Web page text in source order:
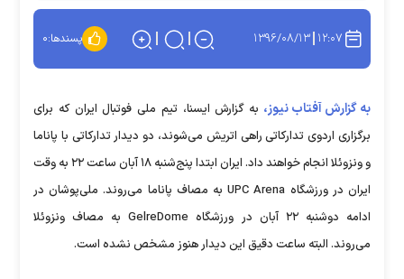
۱۲:۰۷ ۱۳۹۶/۰۸/۱۳ پسندها:۰
به گزارش آفتاب نیوز، به گزارش ایسنا، تیم ملی فوتبال ایران که برای
برگزاری اردوی تدارکاتی راهی اتریش می‌شوند، دو دیدار تدارکاتی با پاناما
و ونزوئلا انجام خواهند داد. ایران ابتدا پنج‌شنبه ۱۸ آبان ساعت ۲۲ به وقت
ایران در ورزشگاه UPC Arena به مصاف پاناما می‌روند. ملی‌پوشان در
ادامه دوشنبه ۲۲ آبان در ورزشگاه GelreDome به مصاف ونزوئلا
می‌روند. البته ساعت دقیق این دیدار هنوز مشخص نشده است.